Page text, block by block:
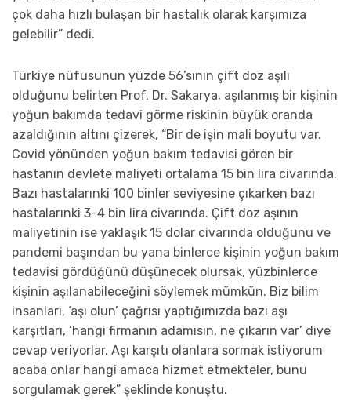
çok daha hızlı bulaşan bir hastalık olarak karşımıza
gelebilir” dedi.
Türkiye nüfusunun yüzde 56’sının çift doz aşılı
olduğunu belirten Prof. Dr. Sakarya, aşılanmış bir kişinin
yoğun bakımda tedavi görme riskinin büyük oranda
azaldığının altını çizerek, “Bir de işin mali boyutu var.
Covid yönünden yoğun bakım tedavisi gören bir
hastanın devlete maliyeti ortalama 15 bin lira civarında.
Bazı hastalarınki 100 binler seviyesine çıkarken bazı
hastalarınki 3-4 bin lira civarında. Çift doz aşının
maliyetinin ise yaklaşık 15 dolar civarında olduğunu ve
pandemi başından bu yana binlerce kişinin yoğun bakım
tedavisi gördüğünü düşünecek olursak, yüzbinlerce
kişinin aşılanabileceğini söylemek mümkün. Biz bilim
insanları, ‘aşı olun’ çağrısı yaptığımızda bazı aşı
karşıtları, ‘hangi firmanın adamısın, ne çıkarın var’ diye
cevap veriyorlar. Aşı karşıtı olanlara sormak istiyorum
acaba onlar hangi amaca hizmet etmekteler, bunu
sorgulamak gerek” şeklinde konuştu.